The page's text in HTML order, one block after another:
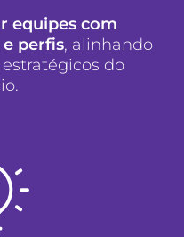
equipes com
perfis, alinhando
do